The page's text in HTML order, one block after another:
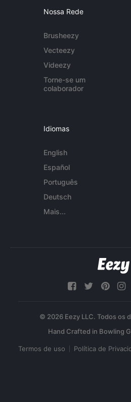
Nossa Rede
Brusheezy
Vecteezy
Videezy
Torne-se um
colaborador
Idiomas
English
Español
Português
Deutsch
Mais...
© 2026 Eezy LLC. Todos os
Termos de uso Política de